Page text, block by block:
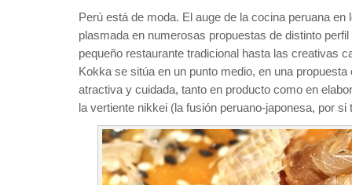
Perú está de moda. El auge de la cocina peruana
plasmada en numerosas propuestas de distinto
pequeño restaurante tradicional hasta las creativas
Kokka se sitúa en un punto medio, en una
atractiva y cuidada, tanto en producto como en
la vertiente nikkei (la fusión peruano-japonesa, por